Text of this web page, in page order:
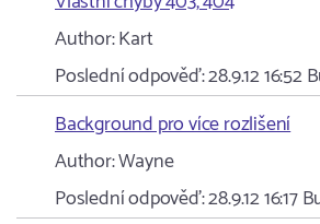
Author:Kart
Poslední odpověď:28.9.12 16:52
Background pro více rozlišení
Author:Wayne
Poslední odpověď:28.9.12 16:17